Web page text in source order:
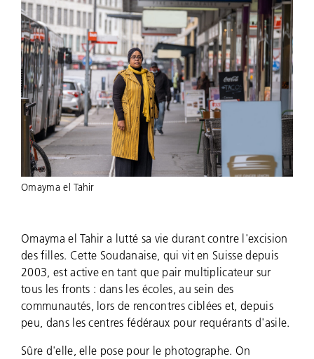
Omayma el Tahir
Omayma el Tahir a lutté sa vie durant contre l'excision
des filles. Cette Soudanaise, qui vit en Suisse depuis
2003, est active en tant que pair multiplicateur sur
tous les fronts : dans les écoles, au sein des
communautés, lors de rencontres ciblées et, depuis
peu, dans les centres fédéraux pour requérants d'asile.
Sûre d'elle, elle pose pour le photographe. On